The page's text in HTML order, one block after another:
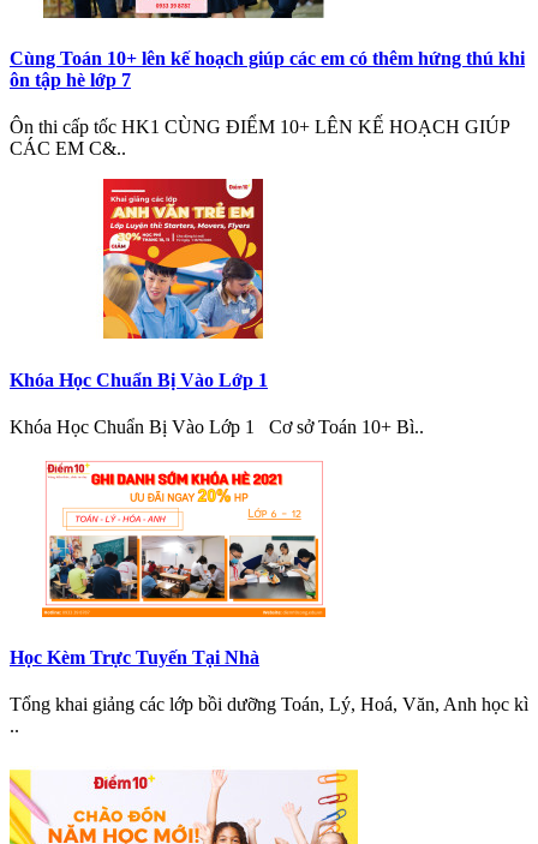
Cùng Toán 10+ lên kế hoạch giúp các em có thêm hứng thú khi
ôn tập hè lớp 7
Ôn thi cấp tốc HK1 CÙNG ĐIỂM 10+ LÊN KẾ HOẠCH GIÚP
CÁC EM C&..
Khóa Học Chuẩn Bị Vào Lớp 1
Khóa Học Chuẩn Bị Vào Lớp 1 Cơ sở Toán 10+ Bì..
Học Kèm Trực Tuyến Tại Nhà
Tổng khai giảng các lớp bồi dưỡng Toán, Lý, Hoá, Văn, Anh học kì
..